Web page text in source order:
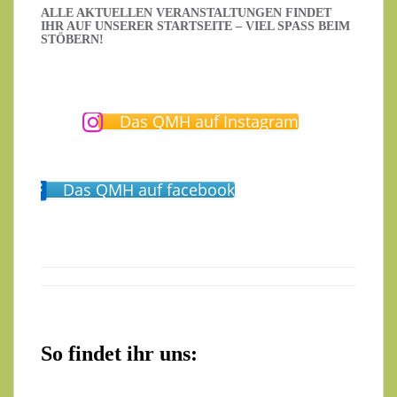
ALLE AKTUELLEN VERANSTALTUNGEN FINDET
IHR AUF UNSERER STARTSEITE – VIEL SPASS BEIM S
TÖBERN!
Das QMH auf Instagram
Das QMH auf facebook
So findet ihr uns: